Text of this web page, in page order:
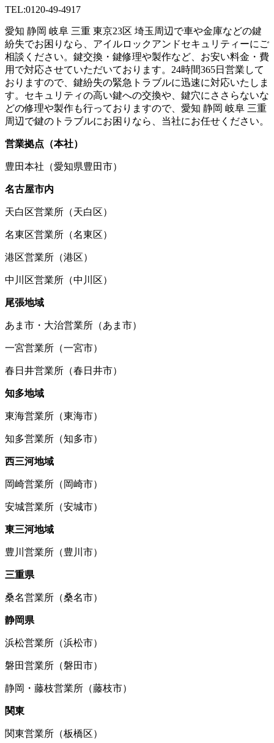
TEL:0120-49-4917
愛知 静岡 岐阜 三重 東京23区 埼玉周辺で車や金庫などの鍵
紛失でお困りなら、アイルロックアンドセキュリティーにご
相談ください。鍵交換・鍵修理や製作など、お安い料金・費
用で対応させていただいております。24時間365日営業して
おりますので、鍵紛失の緊急トラブルに迅速に対応いたしま
す。セキュリティの高い鍵への交換や、鍵穴にささらないな
どの修理や製作も行っておりますので、愛知 静岡 岐阜 三重
周辺で鍵のトラブルにお困りなら、当社にお任せください。
営業拠点（本社）
豊田本社（愛知県豊田市）
名古屋市内
天白区営業所（天白区）
名東区営業所（名東区）
港区営業所（港区）
中川区営業所（中川区）
尾張地域
あま市・大治営業所（あま市）
一宮営業所（一宮市）
春日井営業所（春日井市）
知多地域
東海営業所（東海市）
知多営業所（知多市）
西三河地域
岡崎営業所（岡崎市）
安城営業所（安城市）
東三河地域
豊川営業所（豊川市）
三重県
桑名営業所（桑名市）
静岡県
浜松営業所（浜松市）
磐田営業所（磐田市）
静岡・藤枝営業所（藤枝市）
関東
関東営業所（板橋区）